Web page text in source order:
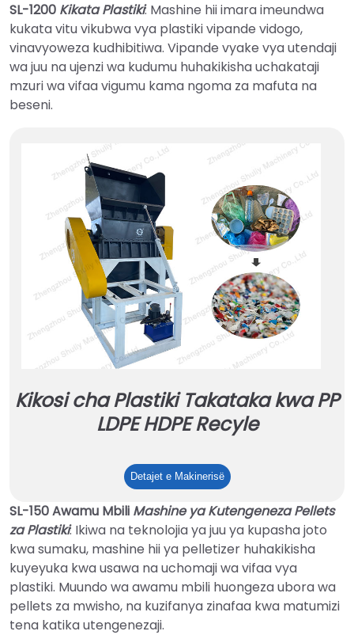
SL-1200 Kikata Plastiki: Mashine hii imara imeundwa
kukata vitu vikubwa vya plastiki vipande vidogo,
vinavyoweza kudhibitiwa. Vipande vyake vya utendaji
wa juu na ujenzi wa kudumu huhakikisha uchakataji
mzuri wa vifaa vigumu kama ngoma za mafuta na
beseni.
Kikosi cha Plastiki Takataka kwa PP
LDPE HDPE Recyle
Detajet e MakinerisëKikosi
Plastiki
Takataka
kwa
PP
LDPE
HDPE
SL-150 Awamu Mbili Mashine ya Kutengeneza Pellets
za Plastiki: Ikiwa na teknolojia ya juu ya kupasha joto
kwa sumaku, mashine hii ya pelletizer huhakikisha
kuyeyuka kwa usawa na uchomaji wa vifaa vya
plastiki. Muundo wa awamu mbili huongeza ubora wa
pellets za mwisho, na kuzifanya zinafaa kwa matumizi
tena katika utengenezaji.